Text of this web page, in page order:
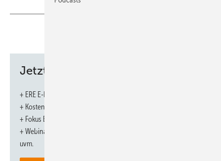
Jetzt weiterlesen und profitieren.
+ ERE E-Paper-Ausgabe – jeden Monat neu
+ Kostenfreien Zugang zu unserem Online-Archiv
+ Fokus ERE: Sonderhefte (PDF)
+ Webinare und Veranstaltungen mit Rabatten
uvm.